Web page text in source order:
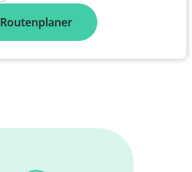
Routenplaner